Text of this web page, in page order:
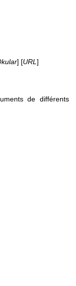
] [URL ]
de différents